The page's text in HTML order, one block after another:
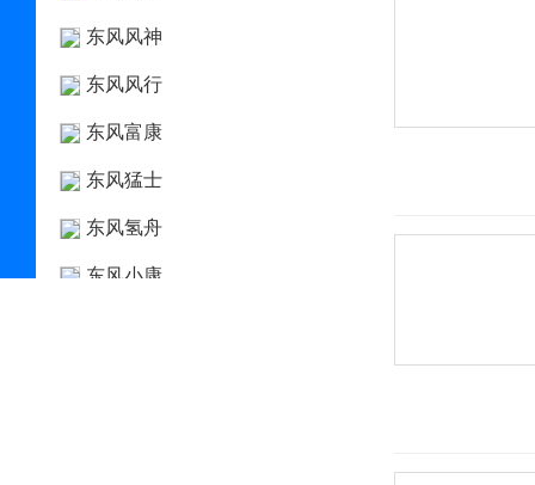
东风风神
东风风行
东风富康
东风猛士
东风氢舟
东风小康